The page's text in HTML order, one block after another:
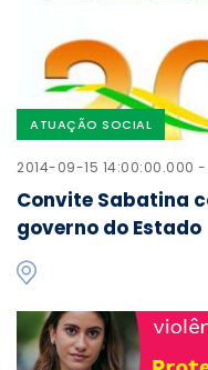
ATUAÇÃO SOCIAL
2014-09-15 14:00:00.000 -
Convite Sabatina
governo do Estado